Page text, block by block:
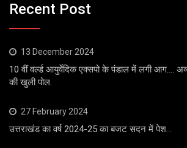
Recent Post
13 December 2024
10 वीं वर्ल्ड आयुर्वेदिक एक्सपो के पंडाल में लगी आग….
की खुली पोल.
27 February 2024
उत्तराखंड का वर्ष 2024-25 का बजट सदन में पेश…